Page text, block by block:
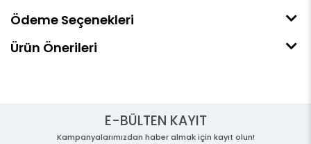
Ödeme Seçenekleri
Ürün Önerileri
E-BÜLTEN KAYIT
Kampanyalarımızdan haber almak için kayıt olun!